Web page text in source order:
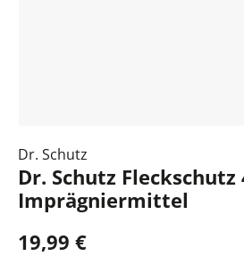
Dr. Schutz
Dr. Schutz Fleckschutz
Imprägniermittel
19,99 €